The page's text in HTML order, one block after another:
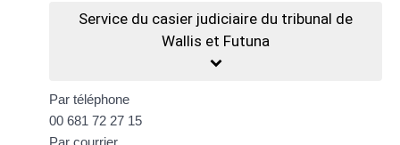
Service du casier judiciaire du tribunal de
Wallis et Futuna
Par téléphone
00 681 72 27 15
Par courrier